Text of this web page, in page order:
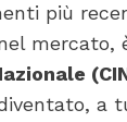
più
mercato,
a